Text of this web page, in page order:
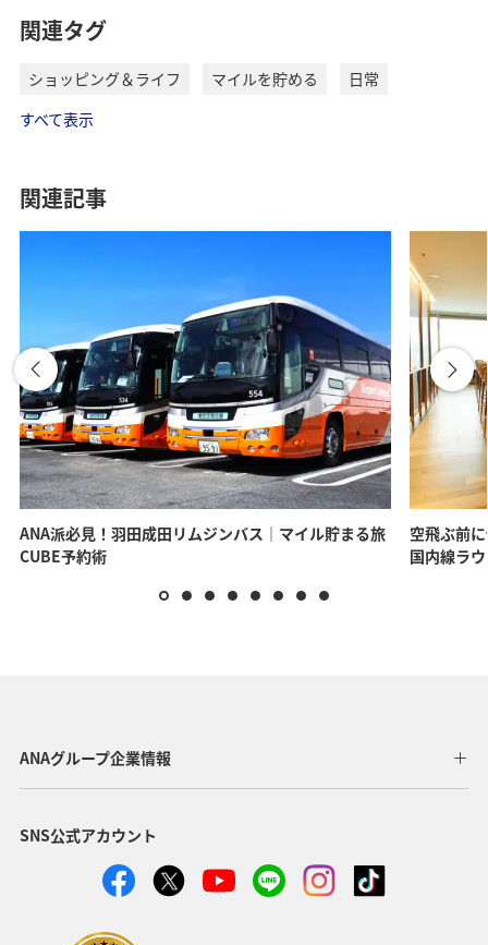
関連タグ
ショッピング＆ライフ マイルを貯める
日常
すべて表示
関連記事
ANA派必見！羽田成田リムジンバス｜マイル貯まる旅
CUBE予約術
空飛ぶ前
国内線ラ
ANAグループ企業情報
SNS公式アカウント